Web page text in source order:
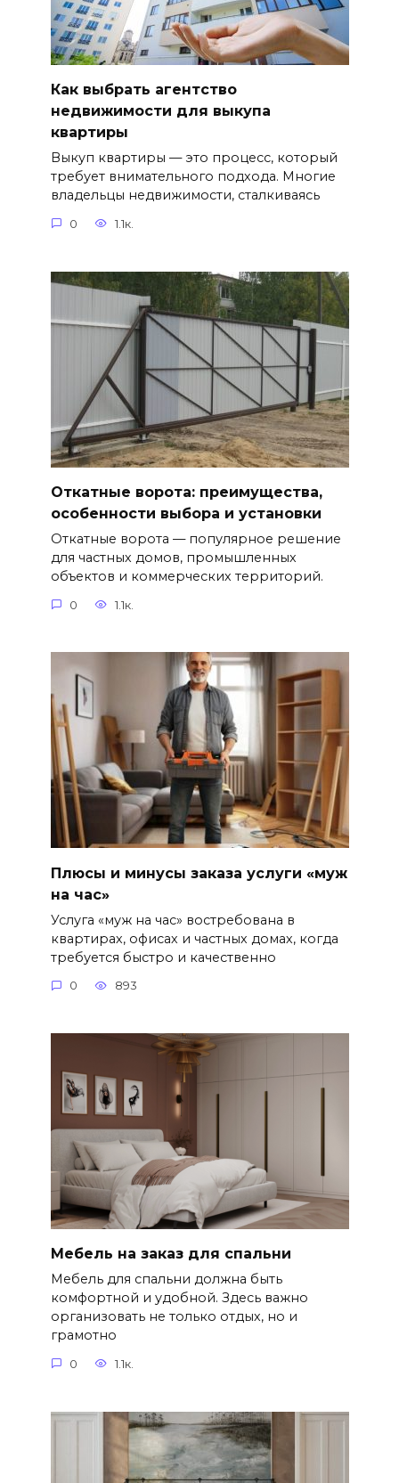
Как выбрать агентство
недвижимости для выкупа
квартиры
Выкуп квартиры — это процесс, который
требует внимательного подхода. Многие
владельцы недвижимости, сталкиваясь
0 1.1к.
Откатные ворота: преимущества,
особенности выбора и установки
Откатные ворота — популярное решение
для частных домов, промышленных
объектов и коммерческих территорий.
0 1.1к.
Плюсы и минусы заказа услуги «муж
на час»
Услуга «муж на час» востребована в
квартирах, офисах и частных домах, когда
требуется быстро и качественно
0 893
Мебель на заказ для спальни
Мебель для спальни должна быть
комфортной и удобной. Здесь важно
организовать не только отдых, но и
грамотно
0 1.1к.